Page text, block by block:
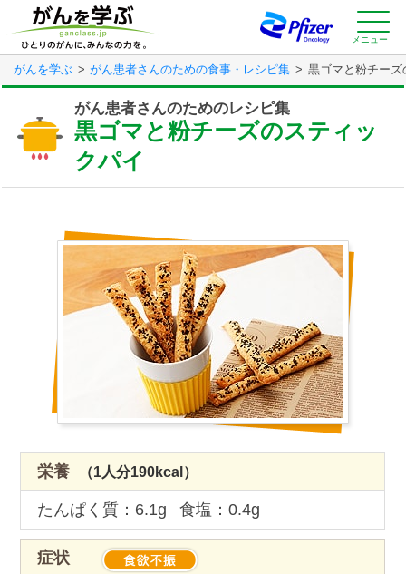
main
content
メニュー
がんを学ぶ がん患者さんのための食事・レシピ集 黒ゴマと粉チー
がん患者さんのためのレシピ集
黒ゴマと粉チーズのスティッ
クパイ
栄養 （1人分190kcal）
たんぱく質：6.1g 食塩：0.4g
症状